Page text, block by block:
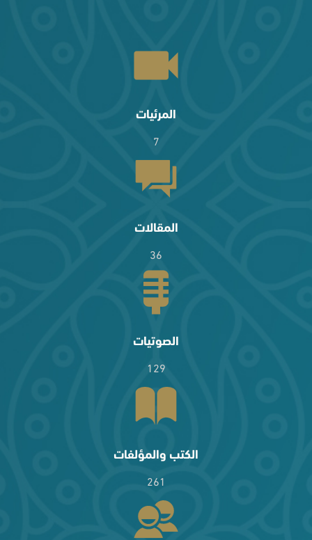
المرئيات
7
المقالات
36
الصوتيات
129
الكتب والمؤلفات
261